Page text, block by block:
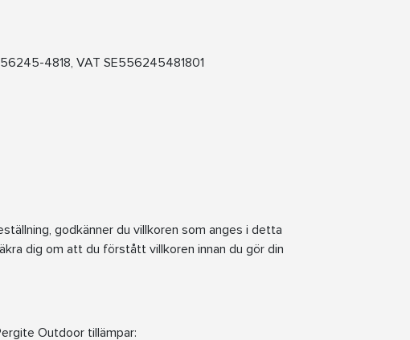
4818, VAT SE556245481801
godkänner du villkoren som anges i detta
dig om att du förstått villkoren innan du gör din
Outdoor tillämpar: